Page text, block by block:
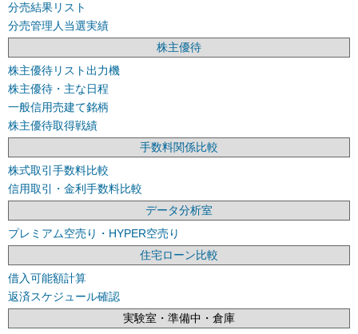
分売結果リスト
分売管理人当選実績
株主優待
株主優待リスト出力機
株主優待・主な日程
一般信用売建て銘柄
株主優待取得戦績
手数料関係比較
株式取引手数料比較
信用取引・金利手数料比較
データ分析室
プレミアム空売り・HYPER空売り
住宅ローン比較
借入可能額計算
返済スケジュール確認
実験室・準備中・倉庫